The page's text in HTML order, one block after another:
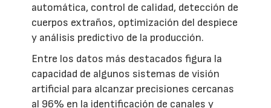
automática, control de calidad, detección de
cuerpos extraños, optimización del despiece
y análisis predictivo de la producción.
Entre los datos más destacados figura la
capacidad de algunos sistemas de visión
artificial para alcanzar precisiones cercanas
al 96% en la identificación de canales y